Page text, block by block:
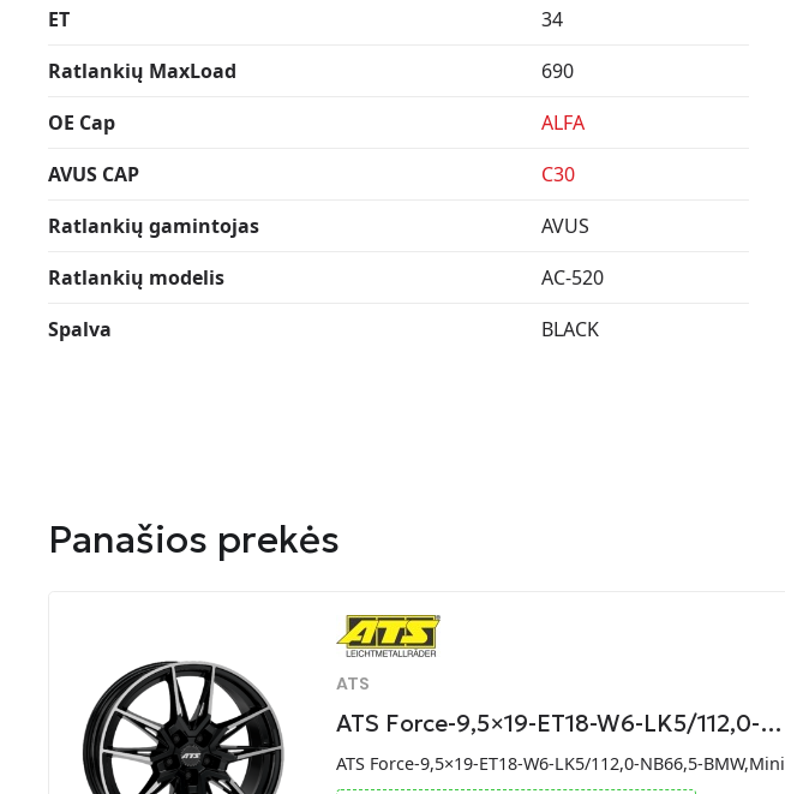
ET
34
Ratlankių MaxLoad
690
OE Cap
ALFA
AVUS CAP
C30
Ratlankių gamintojas
AVUS
Ratlankių modelis
AC-520
Spalva
BLACK
Panašios prekės
ATS
ATS Force-9,5×19-ET18-W6-LK5/112,0-…
ATS Force-9,5×19-ET18-W6-LK5/112,0-NB66,5-BMW,Mini